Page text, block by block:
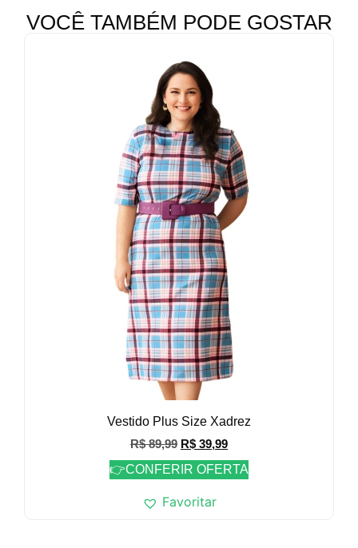
VOCÊ TAMBÉM PODE GOSTAR
Vestido Plus Size Xadrez
R$89,99 R$ 39,99
👉CONFERIR OFERTA
Favoritar